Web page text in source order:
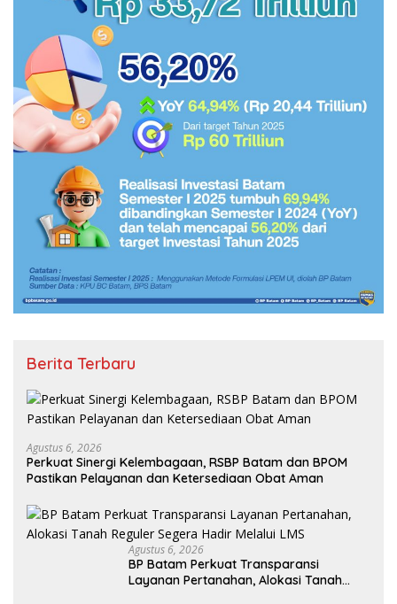
Berita Terbaru
Agustus 6, 2026
Perkuat Sinergi Kelembagaan, RSBP Batam dan BPOM
Pastikan Pelayanan dan Ketersediaan Obat Aman
Agustus 6, 2026
BP Batam Perkuat Transparansi
Layanan Pertanahan, Alokasi Tanah